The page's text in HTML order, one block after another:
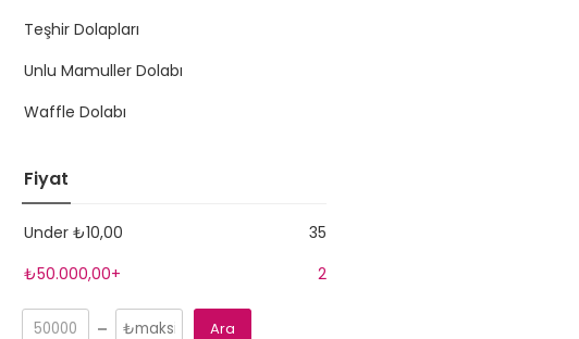
Teşhir Dolapları
Unlu Mamuller Dolabı
Waffle Dolabı
Fiyat
Under ₺10,00
35
₺50.000,00+ 2
Ara